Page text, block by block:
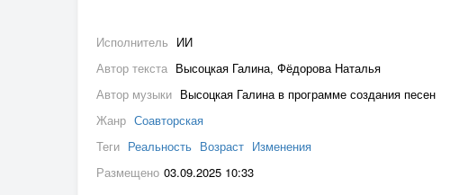
Исполнитель ИИ
Автор текста Высоцкая Галина, Фёдорова Наталья
Автор музыки Высоцкая Галина в программе создания песен
Жанр Соавторская
Теги Реальность Возраст Изменения
Размещено 03.09.2025 10:33